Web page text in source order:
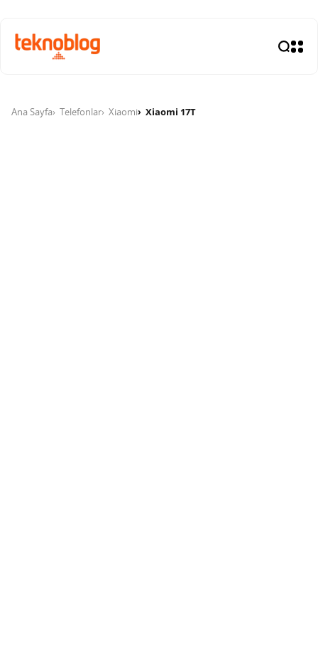
Ana Sayfa Telefonlar Xiaomi Xiaomi 17T